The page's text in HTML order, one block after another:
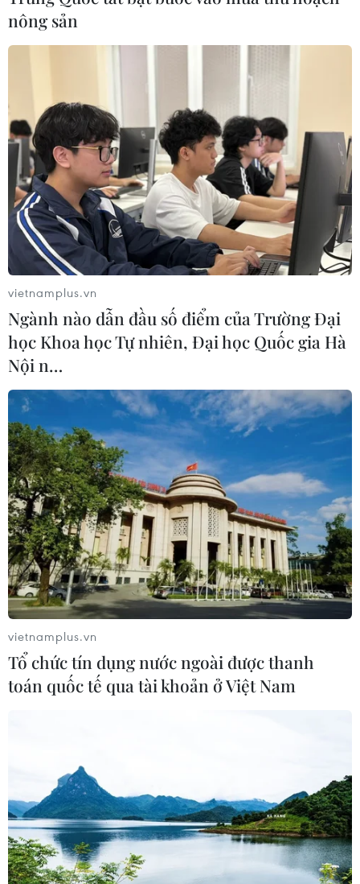
nông sản
vietnamplus.vn
Ngành nào dẫn đầu số điểm của Trường Đại
học Khoa học Tự nhiên, Đại học Quốc gia Hà
Nội n…
vietnamplus.vn
Tổ chức tín dụng nước ngoài được thanh
toán quốc tế qua tài khoản ở Việt Nam